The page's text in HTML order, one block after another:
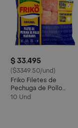
$ 33.495
($3349.50/und)
Friko Filetes de
Pechuga de Pollo
Marinados
10 Und